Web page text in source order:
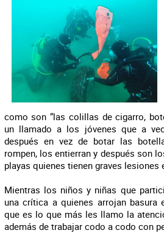
como son “las colillas de cigarro,
un llamado a los jóvenes que a
después en vez de botar las
rompen, los entierran y después son
playas quienes tienen graves lesiones
Mientras los niños y niñas que
una crítica a quienes arrojan basura
que es lo que más les llamo la
además de trabajar codo a codo con